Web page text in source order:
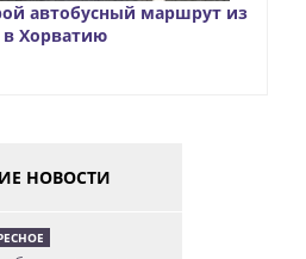
автобусный маршрут из
в Хорватию
НОВОСТИ